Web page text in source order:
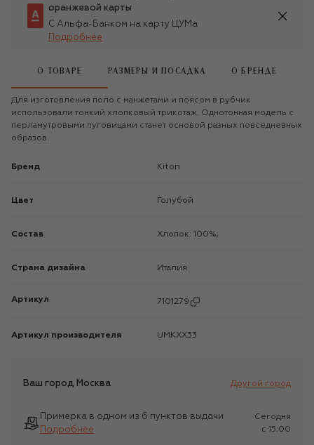
оранжевой карты
С Альфа-Банком на карту ЦУМа
Подробнее
О ТОВАРЕ РАЗМЕРЫ И ПОСАДКА О БРЕНДЕ
Для изготовления поло с манжетами и поясом в рубчик
использовали тонкий хлопковый трикотаж. Однотонная модель с
перламутровыми пуговицами станет основой разных повседневных
образов.
Бренд Kiton
Цвет Голубой
Состав Хлопок: 100%;
Страна дизайна Италия
Артикул 7101279
Артикул производителя UMKXX33
Ваш город Москва Другой город
Примерка в одном из 6 пунктов выдачи
Подробнее
Сегодня
c 15:00